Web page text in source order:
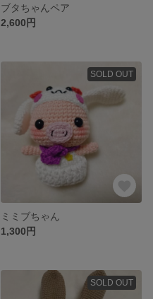
ブタちゃんペア
2,600円
SOLD OUT
ミミブちゃん
1,300円
SOLD OUT